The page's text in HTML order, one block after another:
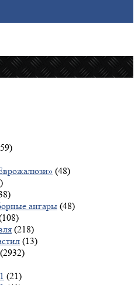
(48)
ангары (48)
(218)
(13)
(2932)
(21)